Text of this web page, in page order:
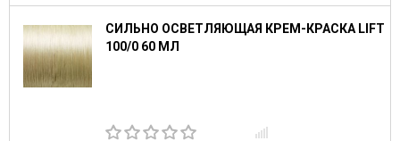
СИЛЬНО ОСВЕТЛЯЮЩАЯ КРЕМ-КРАСКА LIFT
100/0 60 МЛ